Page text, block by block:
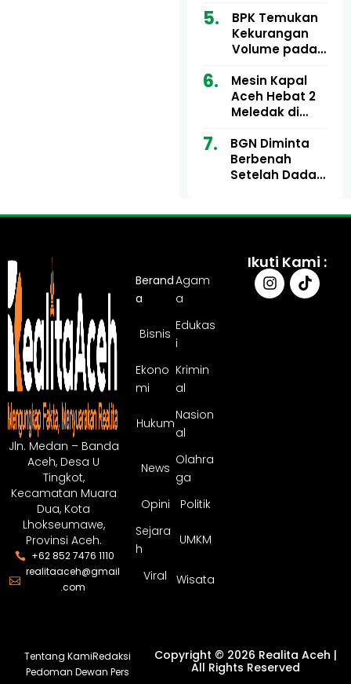
Miliar Tuai
Sorotan, Publik
Pertanyakan
Anggaran
BPK Temukan
Kekurangan
Volume pada
Aceh Utara
Tahun 2024,
Pengembalian
Sepenuhnya
Tuntas
Mesin Kapal
Aceh Hebat 2
Meledak di
Ulee Lheue, 14
Orang Derita
Luka Bakar
BGN Diminta
Berbenah
Setelah Dadan
Jln. Medan – Banda
Aceh, Desa U
Tingkot,
Kecamatan Muara
Dua, Kota
Lhokseumawe,
Provinsi Aceh.
+62 852 7476 1110
realitaaceh@gmail
.com
Berand
a
Agam
a
Bisnis
Edukas
i
Ekono
mi
Krimin
al
Hukum
Nasion
al
News
Olahra
ga
Opini
Politik
Sejara
h
UMKM
Viral Wisata
Ikuti Kami :
Tentang KamiRedaksi
Pedoman Dewan Pers
Copyright © 2026 Realita Aceh |
All Rights Reserved